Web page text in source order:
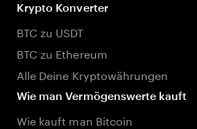
Krypto Konverter
BTC zu USDT
BTC zu Ethereum
Alle Deine Kryptowährungen
Wie man Vermögenswerte kauft
Wie kauft man Bitcoin